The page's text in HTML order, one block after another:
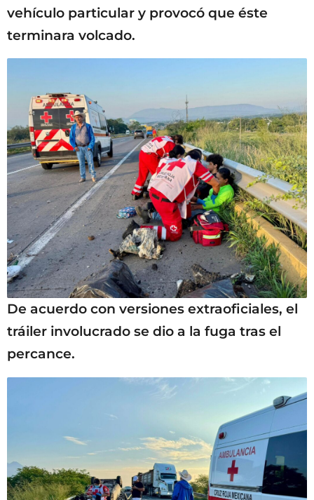
vehículo particular y provocó que éste
terminara volcado.
De acuerdo con versiones extraoficiales, el
tráiler involucrado se dio a la fuga tras el
percance.